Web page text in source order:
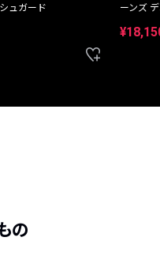
ュガード
ーンズ
の